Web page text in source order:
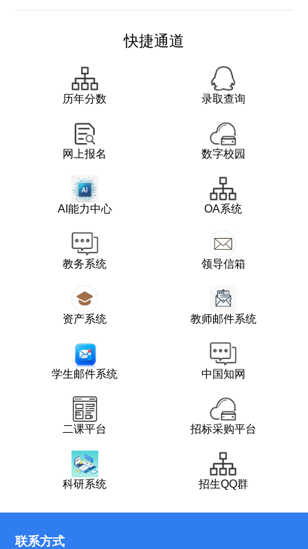
快捷通道
历年分数 录取查询
网上报名 数字校园
AI能力中心 OA系统
教务系统 领导信箱
资产系统 教师邮件系统
学生邮件系统 中国知网
二课平台 招标采购平台
科研系统 招生QQ群
联系方式